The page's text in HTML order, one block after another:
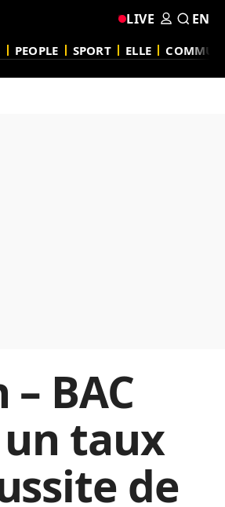
PEOPLE SPORT ELLE
LIVE EN
BAC
un taux
de